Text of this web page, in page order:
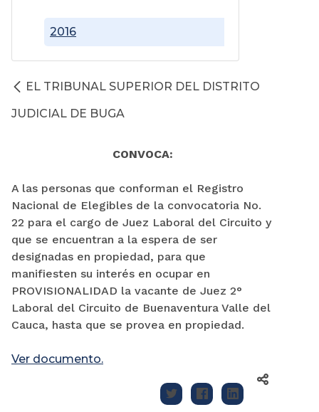
2016
EL TRIBUNAL SUPERIOR DEL DISTRITO
JUDICIAL DE BUGA
CONVOCA:
A las personas que conforman el Registro
Nacional de Elegibles de la convocatoria No.
22 para el cargo de Juez Laboral del Circuito y
que se encuentran a la espera de ser
designadas en propiedad, para que
manifiesten su interés en ocupar en
PROVISIONALIDAD la vacante de Juez 2°
Laboral del Circuito de Buenaventura Valle del
Cauca, hasta que se provea en propiedad.
Ver documento.